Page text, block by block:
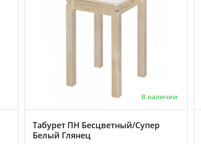
В наличии
Табурет ПН Бесцветный/Супер
Белый Глянец